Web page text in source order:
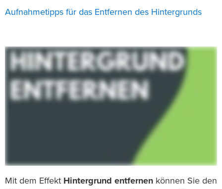
Mit dem Effekt Hintergrund entfernen können Sie den
Aufnahmetipps für das Entfernen des Hintergrunds